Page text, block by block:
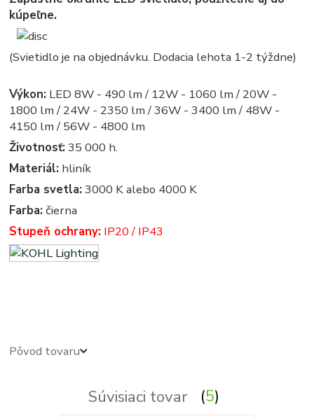
kúpeľne.
(Svietidlo je na objednávku. Dodacia lehota 1-2 týždne)
Výkon: LED 8W - 490 lm / 12W - 1060 lm / 20W -
1800 lm / 24W - 2350 lm / 36W - 3400 lm / 48W -
4150 lm / 56W - 4800 lm
Životnosť: 35 000 h.
Materiál: hliník
Farba svetla: 3000 K alebo 4000 K
Farba: čierna
Stupeň ochrany: IP20 / IP43
Pôvod tovaru
Súvisiaci tovar 5